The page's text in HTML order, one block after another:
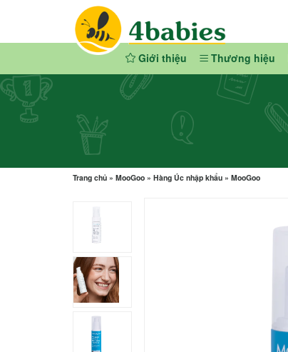
Giới thiệu Thương hiệu
Trang chủ » MooGoo » Hàng Úc nhập khẩu » MooGoo